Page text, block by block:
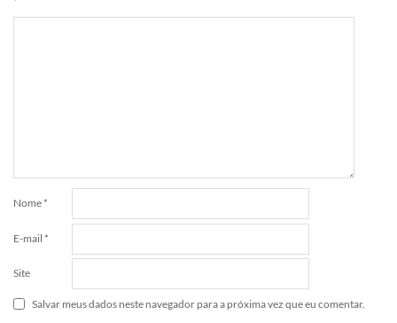
Nome *
E-mail *
Site
Salvar meus dados neste navegador para a próxima vez que eu comentar.